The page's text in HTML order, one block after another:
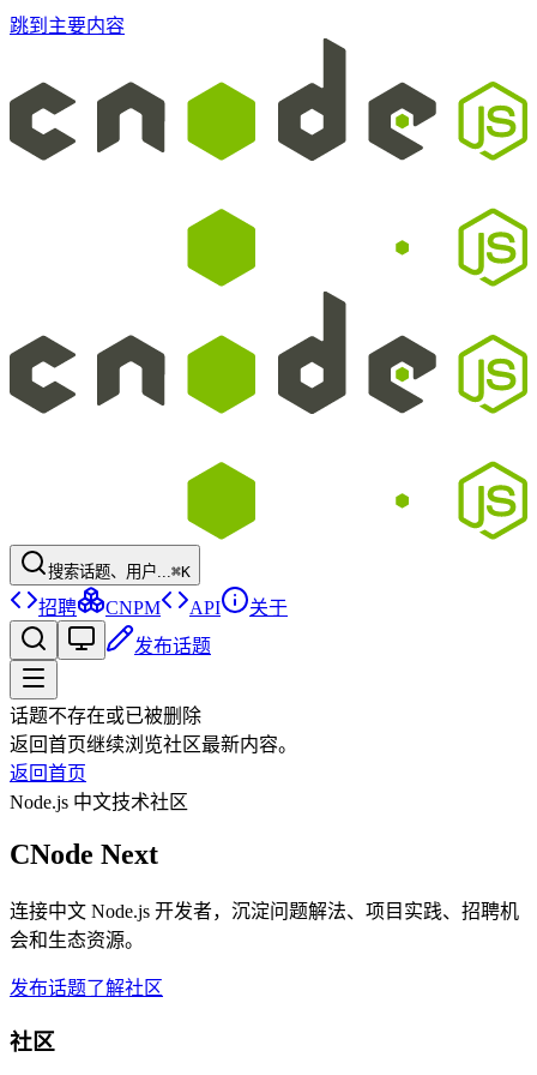
跳到主要内容
搜索话题、用户...⌘K
招聘 CNPM API
关于
发布话题
话题不存在或已被删除
返回首页继续浏览社区最新内容。
返回首页
Node.js 中文技术社区
CNode Next
连接中文 Node.js 开发者，沉淀问题解法、项目实践、招聘机
会和生态资源。
发布话题了解社区
社区